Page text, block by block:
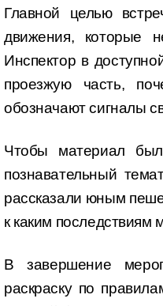
Главной целью
движения, которые
Инспектор в
проезжую часть,
обозначают сигналы
Чтобы материал
познавательный
рассказали юным
к каким последствиям
В завершение
раскраску по